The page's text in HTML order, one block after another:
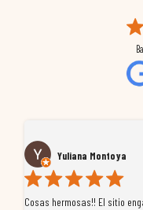
Yuliana Montoya
Cosas hermosas!! El sitio